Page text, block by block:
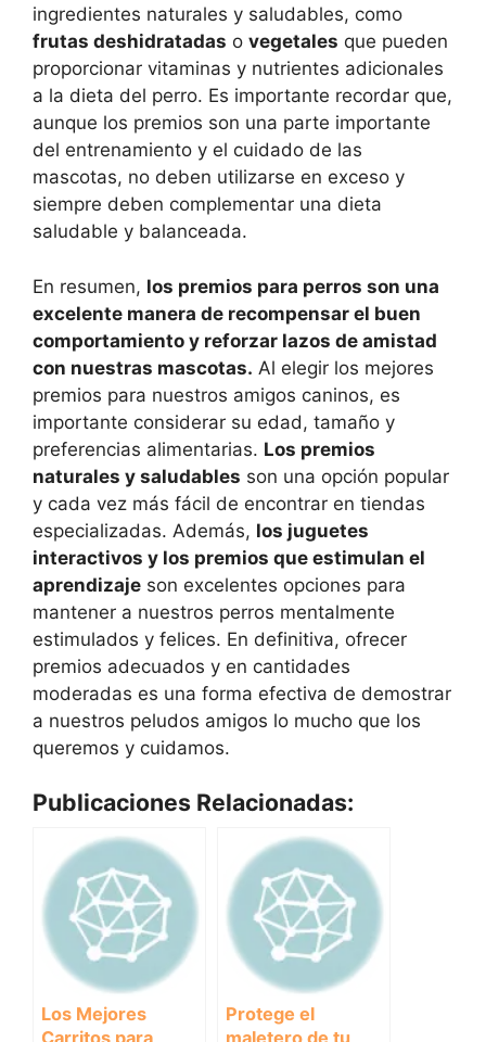
ingredientes naturales y saludables, como
frutas deshidratadas o vegetales que pueden
proporcionar vitaminas y nutrientes adicionales
a la dieta del perro. Es importante recordar que,
aunque los premios son una parte importante
del entrenamiento y el cuidado de las
mascotas, no deben utilizarse en exceso y
siempre deben complementar una dieta
saludable y balanceada.
En resumen, los premios para perros son una
excelente manera de recompensar el buen
comportamiento y reforzar lazos de amistad
con nuestras mascotas. Al elegir los mejores
premios para nuestros amigos caninos, es
importante considerar su edad, tamaño y
preferencias alimentarias. Los premios
naturales y saludables son una opción popular
y cada vez más fácil de encontrar en tiendas
especializadas. Además, los juguetes
interactivos y los premios que estimulan el
aprendizaje son excelentes opciones para
mantener a nuestros perros mentalmente
estimulados y felices. En definitiva, ofrecer
premios adecuados y en cantidades
moderadas es una forma efectiva de demostrar
a nuestros peludos amigos lo mucho que los
queremos y cuidamos.
Publicaciones Relacionadas:
Los Mejores
Protege el